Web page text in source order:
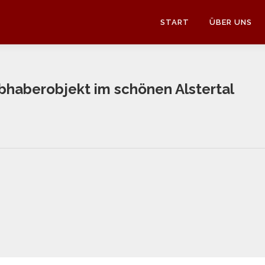
START ÜBER UNS
im schönen Alstertal